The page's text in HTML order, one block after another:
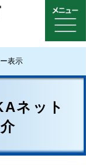
表示
ネット